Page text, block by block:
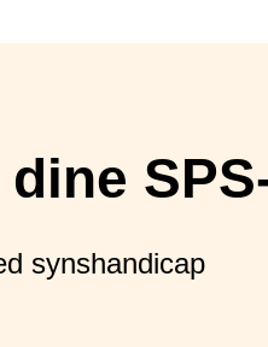
synshandicap